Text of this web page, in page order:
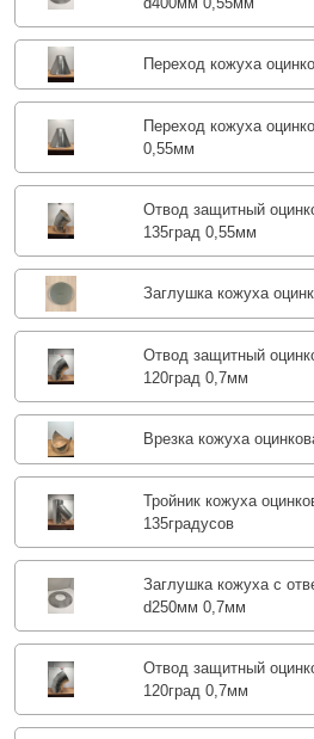
Переход кожуха
Переход кожуха
0,55мм
Отвод защитный
135град 0,55мм
Заглушка кожуха
Отвод защитный
120град 0,7мм
Врезка кожуха
Тройник кожуха
135градусов
Заглушка кожуха с
d250мм 0,7мм
Отвод защитный
120град 0,7мм